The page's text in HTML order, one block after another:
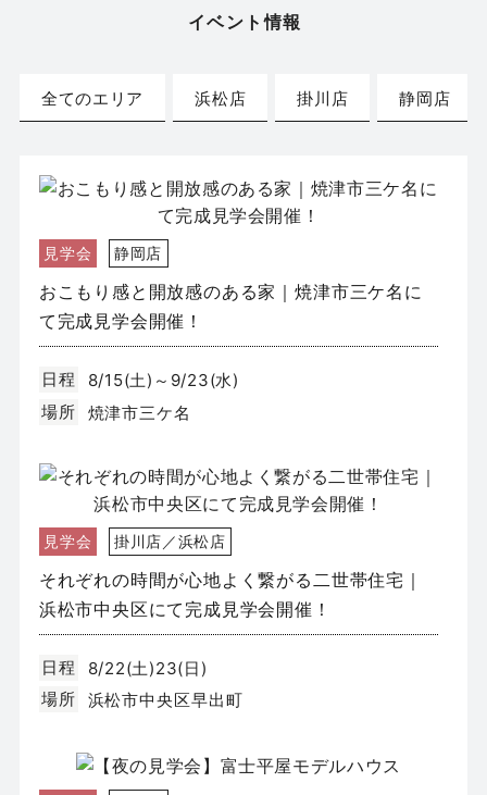
イベント情報
全てのエリア 浜松店 掛川店 静岡店
見学会 静岡店
おこもり感と開放感のある家｜焼津市三ケ名に
て完成見学会開催！
日程
8/15(土)～9/23(水)
場所
焼津市三ケ名
見学会 掛川店／浜松店
それぞれの時間が心地よく繋がる二世帯住宅｜
浜松市中央区にて完成見学会開催！
日程
8/22(土)23(日)
場所
浜松市中央区早出町